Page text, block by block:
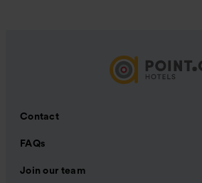
Contact
FAQs
Join our team